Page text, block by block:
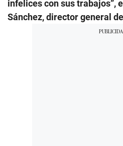
infelices con sus trabajos”,
Sánchez, director general